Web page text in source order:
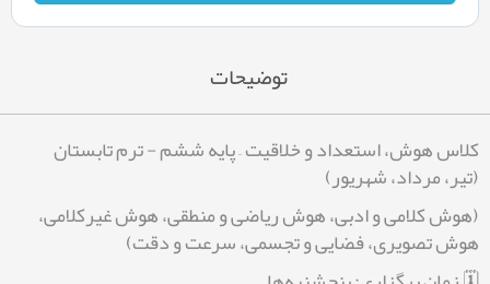
توضیحات
کلاس هوش، استعداد و خلاقیت – پایه ششم - ترم تابستان
(تیر، مرداد، شهریور)
(هوش کلامی و ادبی، هوش ریاضی و منطقی، هوش غیرکلامی،
هوش تصویری، فضایی و تجسمی، سرعت و دقت)